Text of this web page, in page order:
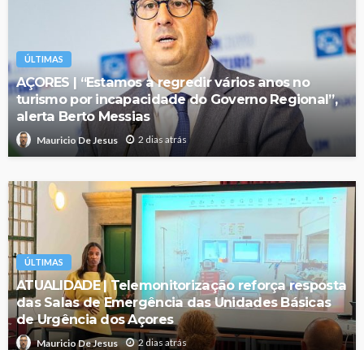
ÚLTIMAS
AÇORES | “Estamos a regredir vários anos no
turismo por incapacidade do Governo Regional”,
alerta Berto Messias
Mauricio De Jesus 2 dias atrás
ÚLTIMAS
ATUALIDADE | Telemonitorização reforça resposta
das Salas de Emergência das Unidades Básicas
de Urgência dos Açores
Mauricio De Jesus 2 dias atrás